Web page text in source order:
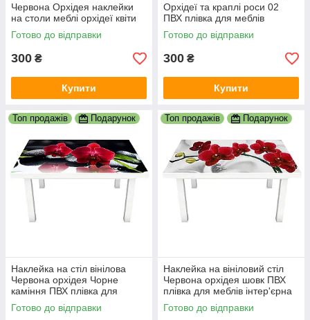
Червона Орхідея наклейки
на столи меблі орхідеї квіти
на білому тлі 600х1200 мм
Готово до відправки
300 ₴
Купити
Орхідеї та краплі роси 02
ПВХ плівка для меблів
інтер'єрна 3D бежевий
600х1200 мм
Готово до відправки
300 ₴
Купити
Топ продажів Подарунок
Наклейка на стіл вінілова
Червона орхідея Чорне
каміння ПВХ плівка для
меблів інтер'єрна 3D чорний
600х1200 мм
Готово до відправки
Топ продажів Подарунок
Наклейка на вініловий стіл
Червона орхідея шовк ПВХ
плівка для меблів інтер'єрна
3D квіти сірий 600х1200 мм
Готово до відправки